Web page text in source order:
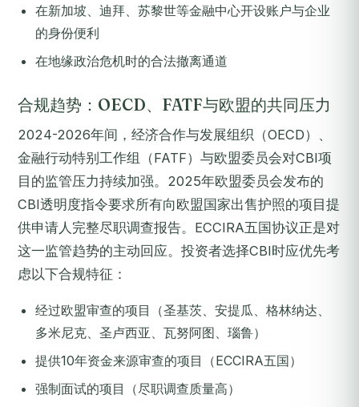
在新加坡、迪拜、苏黎世等金融中心开设账户与企业
的身份便利
在地缘政治危机时的合法撤离通道
合规趋势：OECD、FATF与欧盟的共同压力
2024-2026年间，经济合作与发展组织（OECD）、
金融行动特别工作组（FATF）与欧盟委员会对CBI项
目的监管压力持续加强。2025年欧盟委员会发布的
CBI透明度指令要求所有向欧盟国家出售护照的项目提
供申请人完整尽职调查报告。ECCIRA五国协议正是对
这一监管趋势的主动回应。投资者选择CBI时应优先考
虑以下合规特征：
经过欧盟审查的项目（圣基茨、安提瓜、格林纳达、
多米尼克、圣卢西亚、瓦努阿图、瑙鲁）
提供10年资金来源审查的项目（ECCIRA五国）
强制面试的项目（尽职调查质量高）